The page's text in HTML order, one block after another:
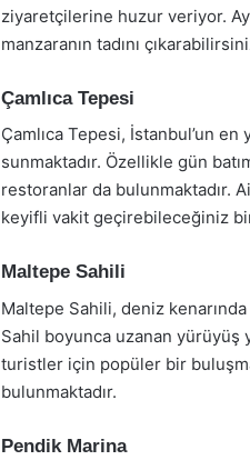
ziyaretçilerine huzur veriyor.
manzaranın tadını
Çamlıca Tepesi
Çamlıca Tepesi, İstanbul’un
sunmaktadır. Özellikle gün
restoranlar da bulunmaktadır.
keyifli vakit geçirebileceğiniz
Maltepe Sahili
Maltepe Sahili, deniz
Sahil boyunca uzanan yürüyüş
turistler için popüler bir
bulunmaktadır.
Pendik Marina